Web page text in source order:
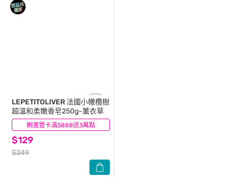
刷滙豐卡滿$888送3萬點
LEPETITOLIVER 法國小橄欖樹
超溫和柔嫩香皂250g-薰衣草
$129
$249
(7)